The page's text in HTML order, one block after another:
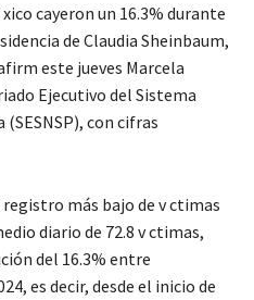
cayeron un 16.3% durante
de Claudia Sheinbaum,
este jueves Marcela
Ejecutivo del Sistema
con cifras
más bajo de v ctimas
diario de 72.8 v ctimas,
del 16.3% entre
es decir, desde el inicio de